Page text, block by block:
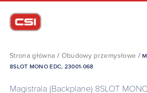
Strona główna / Obudowy przemysłowe /
8SLOT MONO EDC, 23001-068
Magistrala (Backplane) 8SLOT